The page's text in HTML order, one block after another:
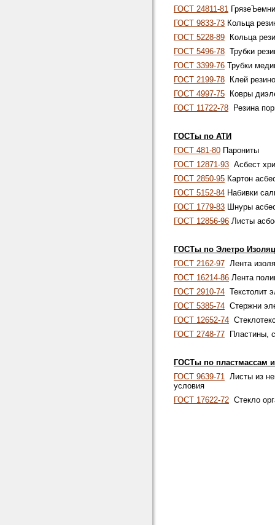
ГОСТ 24811-81
ГОСТ 9833-73 Кольца
ГОСТ 5228-89 Кольца
ГОСТ 5496-78 Трубки
ГОСТ 3399-76 Трубки
ГОСТ 2199-78 Клей
ГОСТ 4997-75 Ковры
ГОСТ 11722-78 Резина
ГОСТы по АТИ
ГОСТ 481-80 Парониты
ГОСТ 12871-93 Асбест
ГОСТ 2850-95 Картон
ГОСТ 5152-84 Набивки
ГОСТ 1779-83 Шнуры
ГОСТ 12856-96 Листы
ГОСТы по Элетро
ГОСТ 2162-97 Лента
ГОСТ 16214-86 Лента
ГОСТ 2910-74 Текстолит
ГОСТ 5385-74 Стержни
ГОСТ 12652-74
ГОСТ 2748-77 Пластины,
ГОСТы по пластмассам
ГОСТ 9639-71 Листы из
условия
ГОСТ 17622-72 Стекло